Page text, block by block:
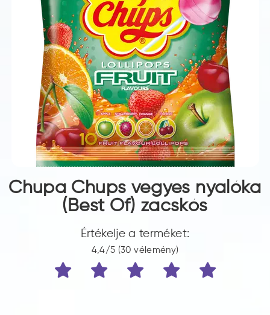
Chupa Chups vegyes nyalóka
(Best Of) zacskós
Értékelje a terméket:
4,4/5 (30 vélemény)